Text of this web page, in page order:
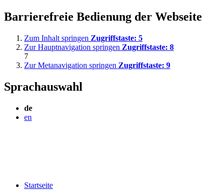
Barrierefreie Bedienung der Webseite
Zum Inhalt springen Zugriffstaste: 5
Zur Hauptnavigation springen Zugriffstaste: 8
7
Zur Metanavigation springen Zugriffstaste: 9
Sprachauswahl
de
en
Startseite